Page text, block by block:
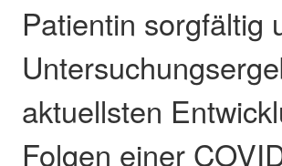
Patientin sorgfältig
aktuellsten
Folgen einer